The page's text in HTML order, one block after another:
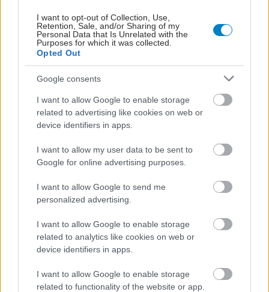
I want to opt-out of Collection, Use,
Retention, Sale, and/or Sharing of my
Personal Data that Is Unrelated with the
Purposes for which it was collected.
Opted Out
Google consents
I want to allow Google to enable storage
related to advertising like cookies on web or
device identifiers in apps.
I want to allow my user data to be sent to
Google for online advertising purposes.
I want to allow Google to send me
personalized advertising.
I want to allow Google to enable storage
related to analytics like cookies on web or
device identifiers in apps.
I want to allow Google to enable storage
related to functionality of the website or app.